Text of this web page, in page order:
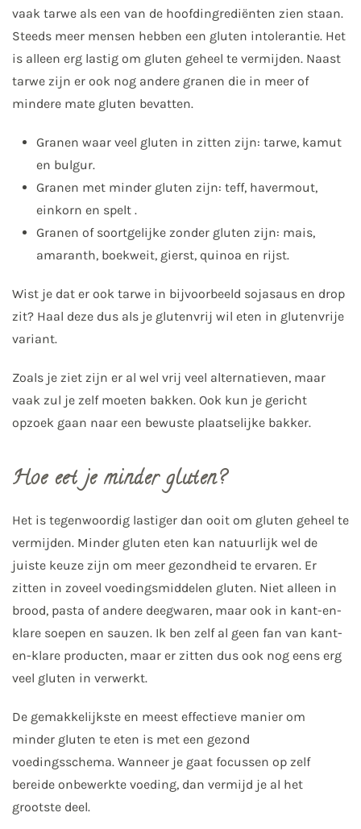
vaak tarwe als een van de hoofdingrediënten zien staan.
Steeds meer mensen hebben een gluten intolerantie. Het
is alleen erg lastig om gluten geheel te vermijden. Naast
tarwe zijn er ook nog andere granen die in meer of
mindere mate gluten bevatten.
Granen waar veel gluten in zitten zijn: tarwe, kamut
en bulgur.
Granen met minder gluten zijn: teff, havermout,
einkorn en spelt .
Granen of soortgelijke zonder gluten zijn: mais,
amaranth, boekweit, gierst, quinoa en rijst.
Wist je dat er ook tarwe in bijvoorbeeld sojasaus en drop
zit? Haal deze dus als je glutenvrij wil eten in glutenvrije
variant.
Zoals je ziet zijn er al wel vrij veel alternatieven, maar
vaak zul je zelf moeten bakken. Ook kun je gericht
opzoek gaan naar een bewuste plaatselijke bakker.
Hoe eet je minder gluten?
Het is tegenwoordig lastiger dan ooit om gluten geheel te
vermijden. Minder gluten eten kan natuurlijk wel de
juiste keuze zijn om meer gezondheid te ervaren. Er
zitten in zoveel voedingsmiddelen gluten. Niet alleen in
brood, pasta of andere deegwaren, maar ook in kant-en-
klare soepen en sauzen. Ik ben zelf al geen fan van kant-
en-klare producten, maar er zitten dus ook nog eens erg
veel gluten in verwerkt.
De gemakkelijkste en meest effectieve manier om
minder gluten te eten is met een gezond
voedingsschema. Wanneer je gaat focussen op zelf
bereide onbewerkte voeding, dan vermijd je al het
grootste deel.